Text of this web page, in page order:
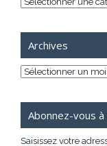
Archives
Archives
Abonnez-vous
Saisissez votre